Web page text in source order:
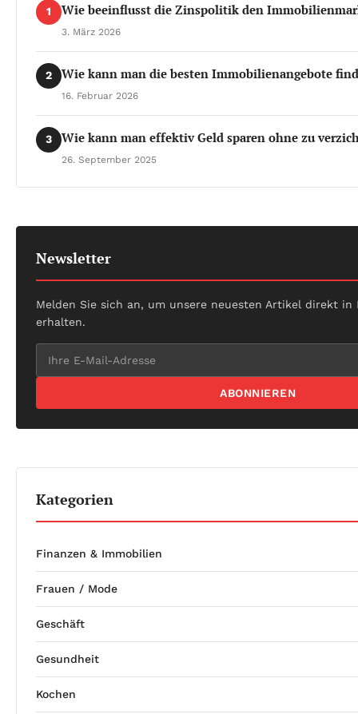
1 Wie beeinflusst die Zinspolitik den
3. März 2026
2 Wie kann man die besten Immobilienangebote
16. Februar 2026
3 Wie kann man effektiv Geld sparen ohne zu
26. September 2025
Newsletter
Melden Sie sich an, um unsere neuesten Artikel direkt in
erhalten.
ABONNIEREN
Kategorien
Finanzen & Immobilien
Frauen / Mode
Geschäft
Gesundheit
Kochen